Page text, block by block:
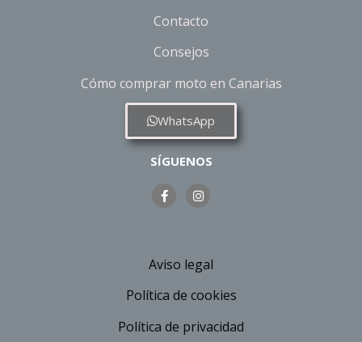
Contacto
Consejos
Cómo comprar moto en Canarias
WhatsApp
SÍGUENOS
Aviso legal
Política de cookies
Política de privacidad